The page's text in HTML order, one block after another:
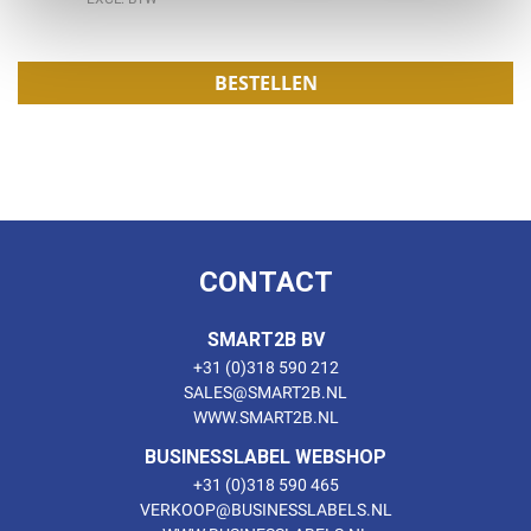
BESTELLEN
CONTACT
SMART2B BV
+31 (0)318 590 212
SALES@SMART2B.NL
WWW.SMART2B.NL
BUSINESSLABEL WEBSHOP
+31 (0)318 590 465
VERKOOP@BUSINESSLABELS.NL